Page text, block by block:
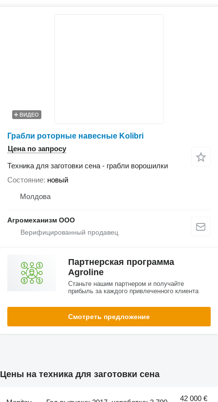
ВИДЕО
Грабли роторные навесные Kolibri
Цена по запросу
Техника для заготовки сена - грабли ворошилки
Состояние новый
Молдова
Агромеханизм ООО
Партнерская программа
Agroline
Станьте нашим партнером и получайте
прибыль за каждого привлеченного клиента
Смотреть предложение
Цены на техника для заготовки сена
42 000 €